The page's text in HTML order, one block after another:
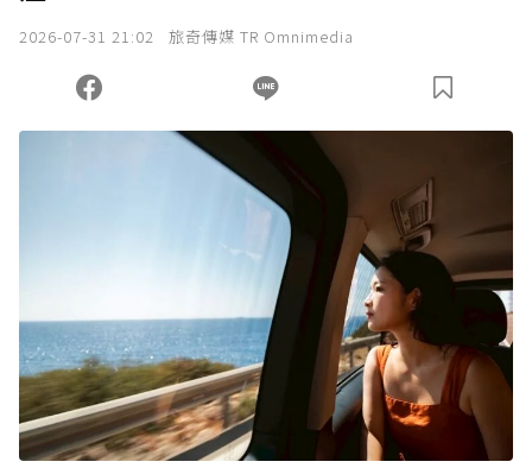
您當前剩餘 U 利點數：0點；前往 購買點數
2026-07-31 21:02 旅奇傳媒 TR Omnimedia